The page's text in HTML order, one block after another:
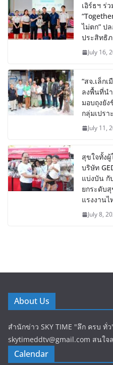
เอิร์ธฯ ร่
ไม่ตก” ป
ประสิทธิ
July 16,
“สจ.เล็ก
ลงพื้นที่น
มอบถุงยัง
กลุ่มเปรา
July 11,
สุขใจทั้ง
บริษัท
แบ่งบัน​ กั
ยกระดับ
แรงงาน
July 8,
About Us
สำนักข่าว SKY TIME "ลึก ครบ ทั่
skytimeddtv@gmail.com สนใ
Calendar